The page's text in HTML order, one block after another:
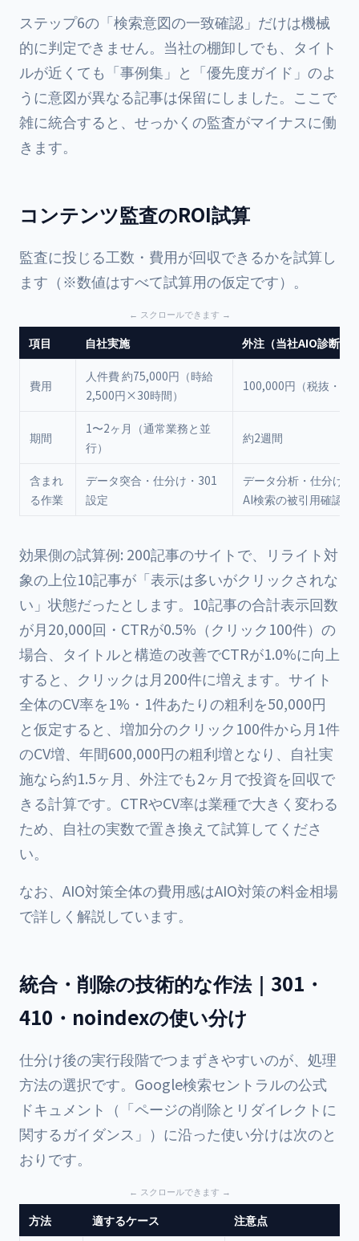
ステップ6の「検索意図の一致確認」だけは機械
的に判定できません。当社の棚卸しでも、タイト
ルが近くても「事例集」と「優先度ガイド」のよ
うに意図が異なる記事は保留にしました。ここで
雑に統合すると、せっかくの監査がマイナスに働
きます。
コンテンツ監査のROI試算
監査に投じる工数・費用が回収できるかを試算し
ます（※数値はすべて試算用の仮定です）。
項目 自社実施 外注（当社AIO診断の
費用
人件費 約75,000円（時給
2,500円×30時間）
100,000円（税抜・一
期間
1〜2ヶ月（通常業務と並
行）
約2週間
含まれ
る作業
データ突合・仕分け・301
設定
データ分析・仕分けリ
AI検索の被引用確認
効果側の試算例: 200記事のサイトで、リライト対
象の上位10記事が「表示は多いがクリックされな
い」状態だったとします。10記事の合計表示回数
が月20,000回・CTRが0.5%（クリック100件）の
場合、タイトルと構造の改善でCTRが1.0%に向上
すると、クリックは月200件に増えます。サイト
全体のCV率を1%・1件あたりの粗利を50,000円
と仮定すると、増加分のクリック100件から月1件
のCV増、年間600,000円の粗利増となり、自社実
施なら約1.5ヶ月、外注でも2ヶ月で投資を回収で
きる計算です。CTRやCV率は業種で大きく変わる
ため、自社の実数で置き換えて試算してくださ
い。
なお、AIO対策全体の費用感はAIO対策の料金相場
で詳しく解説しています。
統合・削除の技術的な作法｜301・
410・noindexの使い分け
仕分け後の実行段階でつまずきやすいのが、処理
方法の選択です。Google検索セントラルの公式
ドキュメント（「ページの削除とリダイレクトに
関するガイダンス」）に沿った使い分けは次のと
おりです。
方法 適するケース 注意点